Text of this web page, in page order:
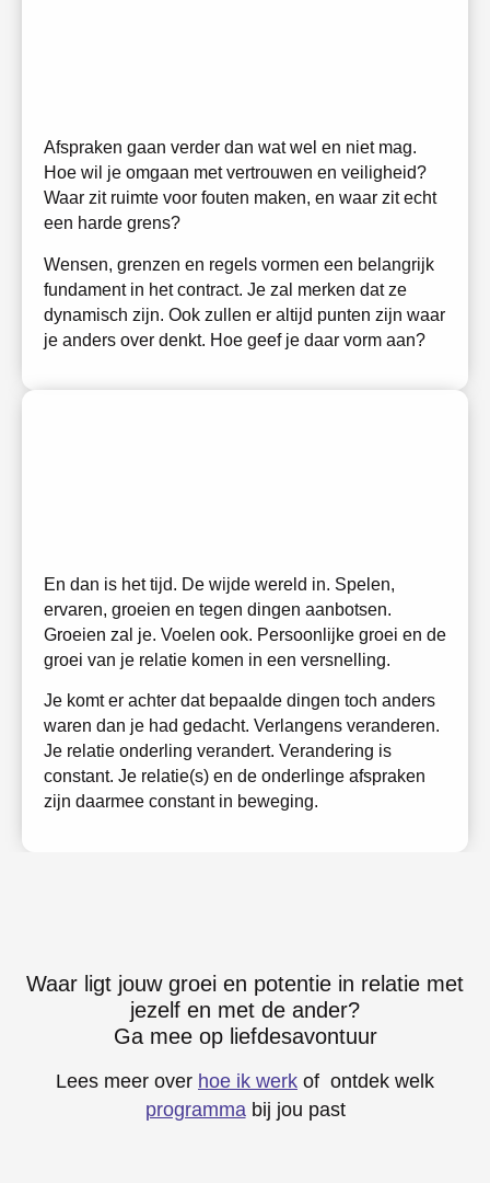
Afspraken gaan verder dan wat wel en niet mag.
Hoe wil je omgaan met vertrouwen en veiligheid?
Waar zit ruimte voor fouten maken, en waar zit echt
een harde grens?
Wensen, grenzen en regels vormen een belangrijk
fundament in het contract. Je zal merken dat ze
dynamisch zijn. Ook zullen er altijd punten zijn waar
je anders over denkt. Hoe geef je daar vorm aan?
En dan is het tijd. De wijde wereld in. Spelen,
ervaren, groeien en tegen dingen aanbotsen.
Groeien zal je. Voelen ook. Persoonlijke groei en de
groei van je relatie komen in een versnelling.
Je komt er achter dat bepaalde dingen toch anders
waren dan je had gedacht. Verlangens veranderen.
Je relatie onderling verandert. Verandering is
constant. Je relatie(s) en de onderlinge afspraken
zijn daarmee constant in beweging.
Waar ligt jouw groei en potentie in relatie met
jezelf en met de ander?
Ga mee op liefdesavontuur
Lees meer over hoe ik werk of ontdek welk
programma bij jou past